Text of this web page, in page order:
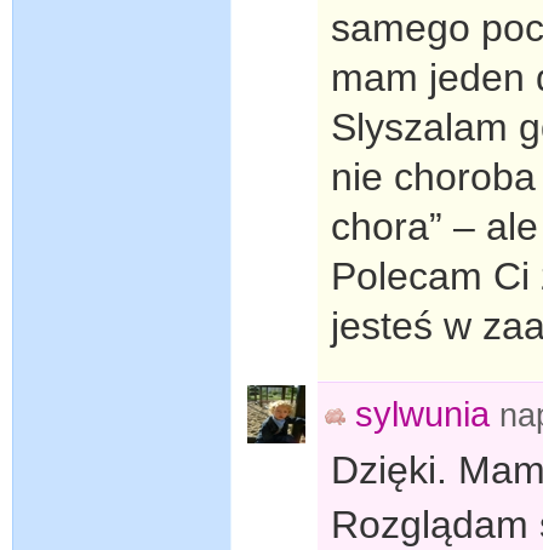
samego
mam jeden
Slyszalam
nie
chora” –
Polecam Ci
jesteś w
sylwunia
Dzięki.
Rozglądam